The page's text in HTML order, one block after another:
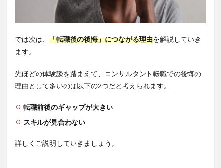
では次は、 「転職後の後悔」につながる理由を解説していき
ます。
先ほどの体験談を踏まえて、コンサルタント転職での後悔の
理由として多いのは以下の2つだと考えられます。
転職前後のギャップが大きい
スキルが見合わない
詳しくご説明していきましょう。